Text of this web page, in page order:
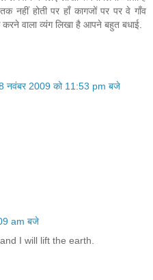
नहीं होती पर हाँ कागजों पर पर वे गाँव
वाला व्यंग लिखा है आपने बहुत बधाई.
नवंबर 2009 को 11:53 pm बजे
am बजे
I will lift the earth.